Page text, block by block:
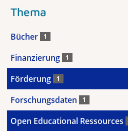
Thema
Bücher 1
Finanzierung 1
Förderung 1
Forschungsdaten 1
Open Educational Ressources